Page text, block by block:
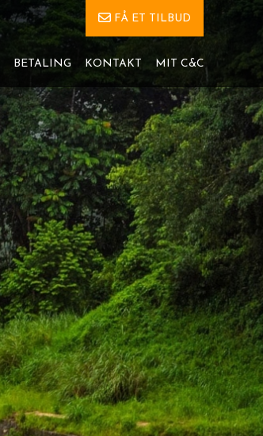
FÅ ET TILBUD
BETALING KONTAKT MIT C&C